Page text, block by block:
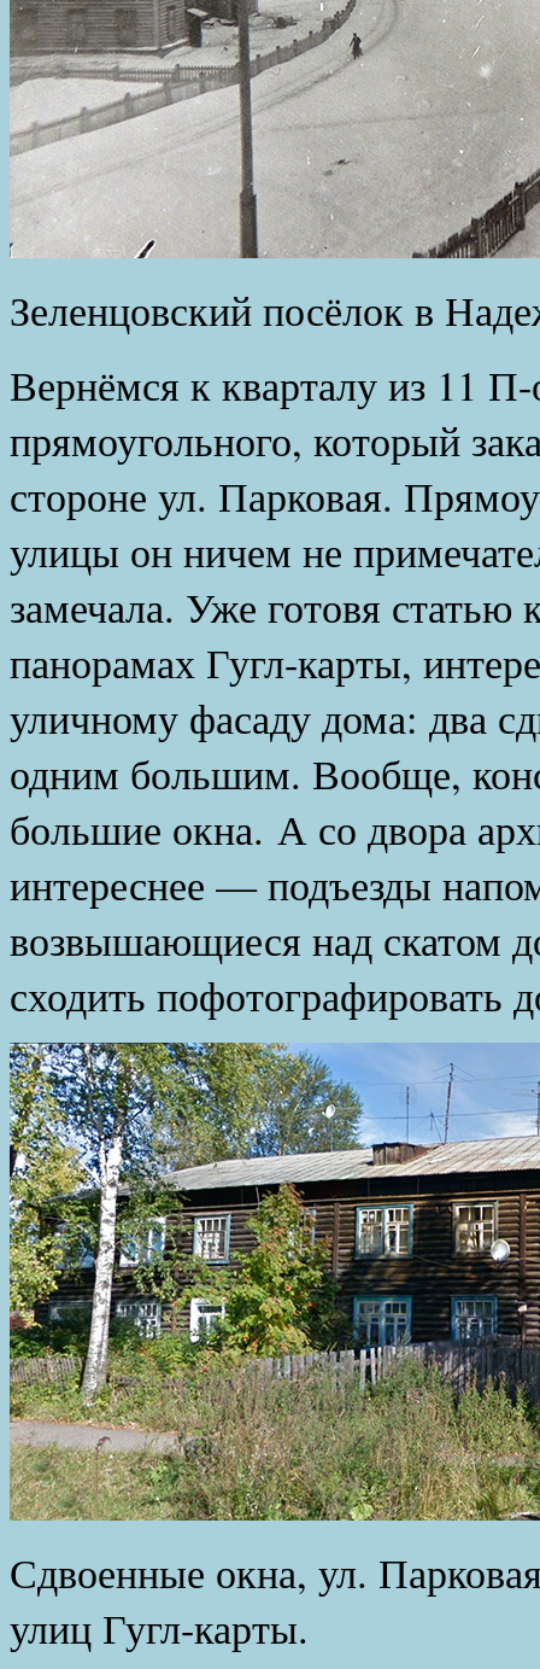
Зеленцовский посёлок в
Вернёмся к кварталу из 11
прямоугольного, который
стороне ул. Парковая.
улицы он ничем не
замечала. Уже готовя статью
панорамах Гугл-карты,
уличному фасаду дома: два
одним большим. Вообще,
большие окна. А со двора
интереснее — подъезды
возвышающиеся над скатом
сходить пофотографировать
Сдвоенные окна, ул.
улиц Гугл-карты.